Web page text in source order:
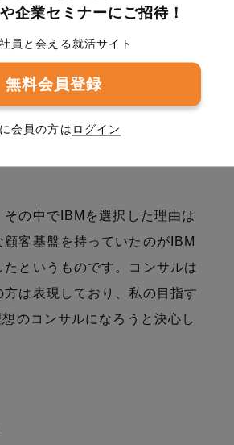
他人や他企業の成長を直に感
したいと思いました。 ②競
るべき目標を身近に設定して
境のある職場で自分のモチベ
の中でIBMを選択した理由は
客基盤を持っていたのがIBM
というものです。コンサルは
は表現しており、私の目指す
のコンサルになろうと決心し
企業セミナーにご招待！
員と会える就活サイト
無料会員登録
会員の方は ログイン